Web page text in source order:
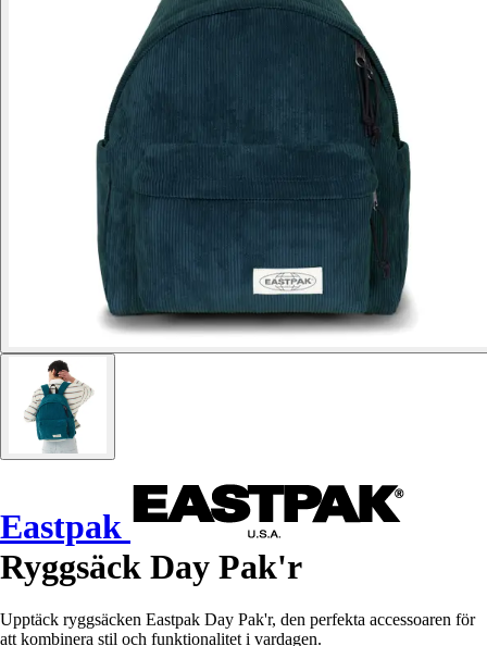
Eastpak
Ryggsäck Day Pak'r
Upptäck ryggsäcken Eastpak Day Pak'r, den perfekta accessoaren för
att kombinera stil och funktionalitet i vardagen.